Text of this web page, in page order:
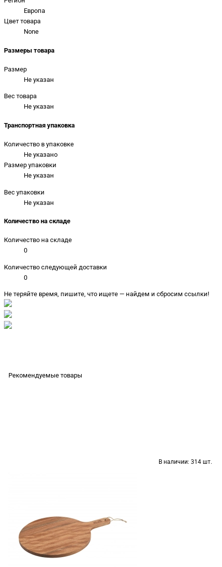
Европа
Цвет товара
None
Размеры товара
Размер
Не указан
Вес товара
Не указан
Транспортная упаковка
Количество в упаковке
Не указано
Размер упаковки
Не указан
Вес упаковки
Не указан
Количество на складе
Количество на складе
0
Количество следующей доставки
0
Не теряйте время, пишите, что ищете — найдем и сбросим ссылки!
Рекомендуемые товары
В наличии: 314 шт.